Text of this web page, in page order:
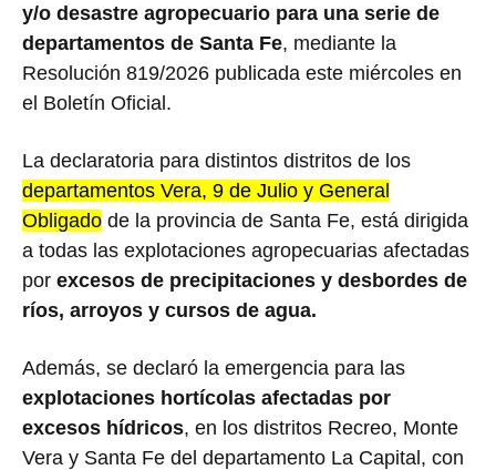
y/o desastre agropecuario para una serie de
departamentos de Santa Fe, mediante la
Resolución 819/2026 publicada este miércoles en
el Boletín Oficial.
La declaratoria para distintos distritos de los
departamentos Vera, 9 de Julio y General
Obligado de la provincia de Santa Fe, está dirigida
a todas las explotaciones agropecuarias afectadas
por excesos de precipitaciones y desbordes de
ríos, arroyos y cursos de agua.
Además, se declaró la emergencia para las
explotaciones hortícolas afectadas por
excesos hídricos, en los distritos Recreo, Monte
Vera y Santa Fe del departamento La Capital, con